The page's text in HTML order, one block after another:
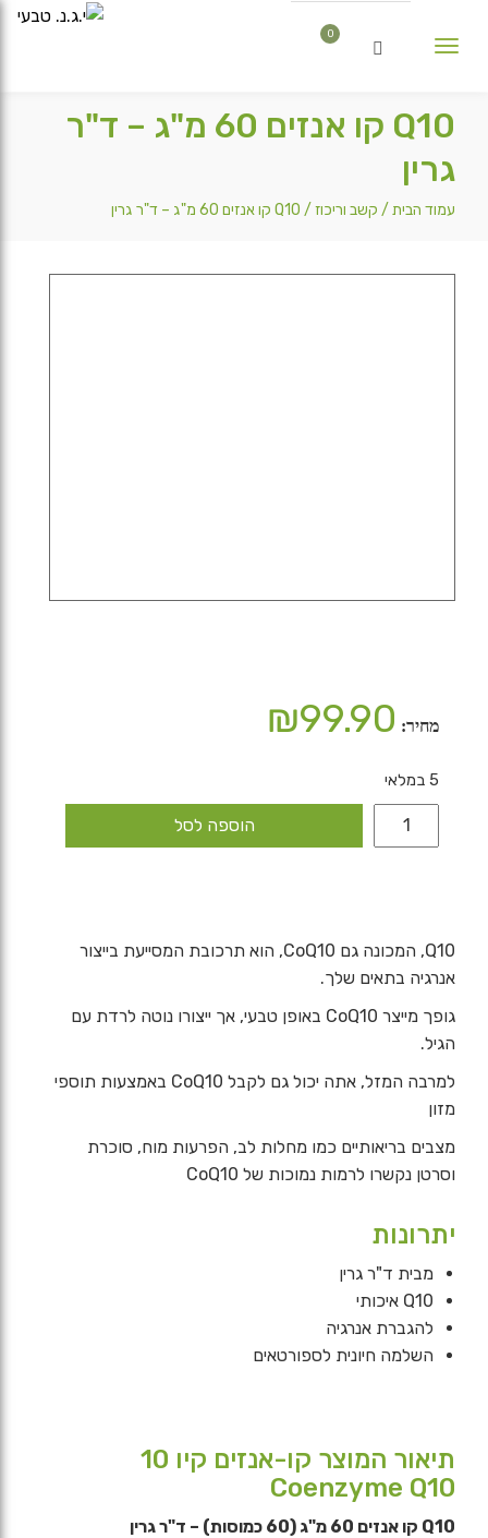
Toggle
0
אין מוצרים בסל הקניות.
Q10 קו אנזים 60 מ"ג – ד"ר
גרין
עמוד הבית / קשב וריכוז / Q10 קו אנזים 60 מ"ג – ד"ר גרין
מחיר: ₪99.90
5 במלאי
כמות
אנזים
מ"ג
-
ד"ר
גרין
הוספה לסל
Q10, המכונה גם CoQ10, הוא תרכובת המסייעת בייצור
אנרגיה בתאים שלך.
גופך מייצר CoQ10 באופן טבעי, אך ייצורו נוטה לרדת עם
הגיל.
למרבה המזל, אתה יכול גם לקבל CoQ10 באמצעות תוספי
מזון
מצבים בריאותיים כמו מחלות לב, הפרעות מוח, סוכרת
וסרטן נקשרו לרמות נמוכות של CoQ10
יתרונות
מבית ד"ר גרין
Q10 איכותי
להגברת אנרגיה
השלמה חיונית לספורטאים
תיאור המוצר קו-אנזים קיו 10
Coenzyme Q10
Q10 קו אנזים 60 מ"ג (60 כמוסות) – ד"ר גרין